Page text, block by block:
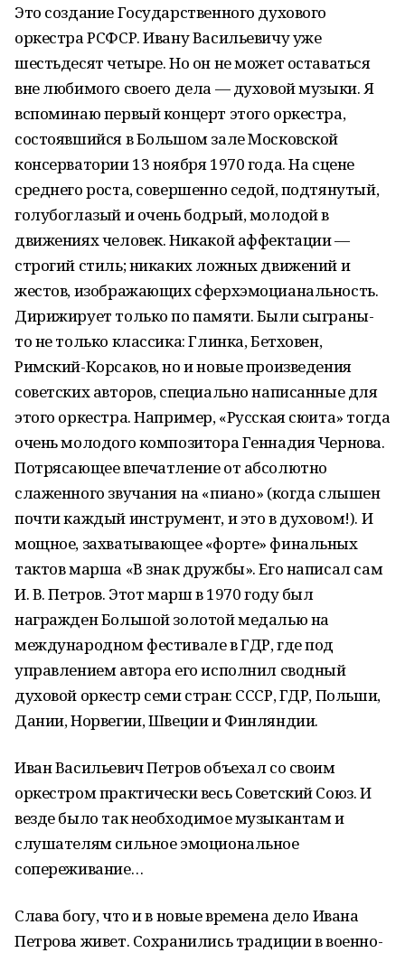
Это создание Государственного духового
оркестра РСФСР. Ивану Васильевичу уже
шестьдесят четыре. Но он не может оставаться
вне любимого своего дела — духовой музыки. Я
вспоминаю первый концерт этого оркестра,
состоявшийся в Большом зале Московской
консерватории 13 ноября 1970 года. На сцене
среднего роста, совершенно седой, подтянутый,
голубоглазый и очень бодрый, молодой в
движениях человек. Никакой аффектации —
строгий стиль; никаких ложных движений и
жестов, изображающих сферхэмоцианальность.
Дирижирует только по памяти. Были сыграны-
то не только классика: Глинка, Бетховен,
Римский-Корсаков, но и новые произведения
советских авторов, специально написанные для
этого оркестра. Например, «Русская сюита» тогда
очень молодого композитора Геннадия Чернова.
Потрясающее впечатление от абсолютно
слаженного звучания на «пиано» (когда слышен
почти каждый инструмент, и это в духовом!). И
мощное, захватывающее «форте» финальных
тактов марша «В знак дружбы». Его написал сам
И. В. Петров. Этот марш в 1970 году был
награжден Большой золотой медалью на
международном фестивале в ГДР, где под
управлением автора его исполнил сводный
духовой оркестр семи стран: СССР, ГДР, Польши,
Дании, Норвегии, Швеции и Финляндии.
Иван Васильевич Петров объехал со своим
оркестром практически весь Советский Союз. И
везде было так необходимое музыкантам и
слушателям сильное эмоциональное
сопереживание…
Слава богу, что и в новые времена дело Ивана
Петрова живет. Сохранились традиции в военно-